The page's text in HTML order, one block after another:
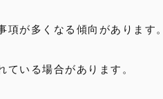
が多くなる傾向があります。
いる場合があります。